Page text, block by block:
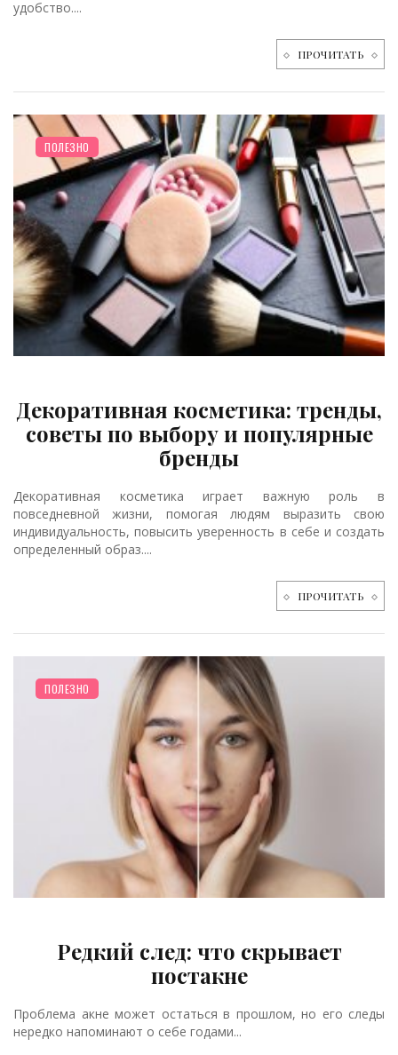
удобство....
ПРОЧИТАТЬ
ПОЛЕЗНО
Декоративная косметика: тренды,
советы по выбору и популярные
бренды
Декоративная косметика играет важную роль в
повседневной жизни, помогая людям выразить свою
индивидуальность, повысить уверенность в себе и создать
определенный образ....
ПРОЧИТАТЬ
ПОЛЕЗНО
Редкий след: что скрывает
постакне
Проблема акне может остаться в прошлом, но его следы
нередко напоминают о себе годами...